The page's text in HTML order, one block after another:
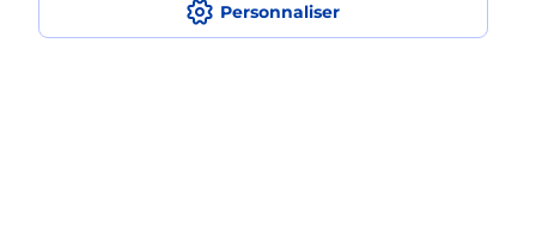
Personnaliser